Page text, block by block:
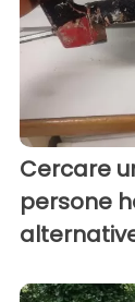
Cercare
persone